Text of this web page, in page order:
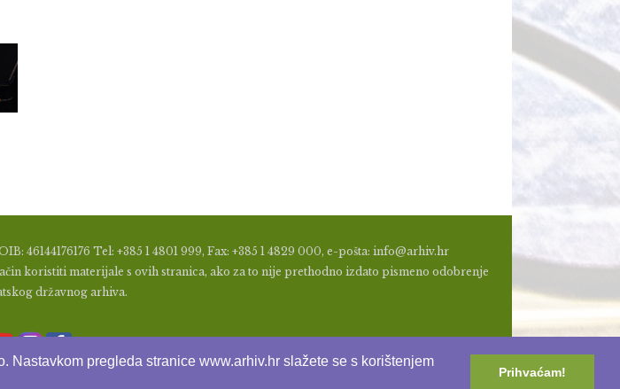
Nastavkom pregleda stranice www.arhiv.hr slažete se s korištenjem
Prihvaćam!
Tel: +385 1 4801 999, Fax: +385 1 4829 000, e-pošta: info@arhiv.hr
koristiti materijale s ovih stranica, ako za to nije prethodno izdato pismeno odobrenje
državnog arhiva.